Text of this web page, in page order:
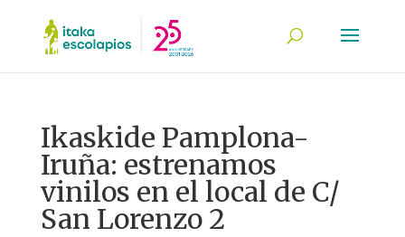
Ikaskide Pamplona-
Iruña: estrenamos
vinilos en el local de C/
San Lorenzo 2